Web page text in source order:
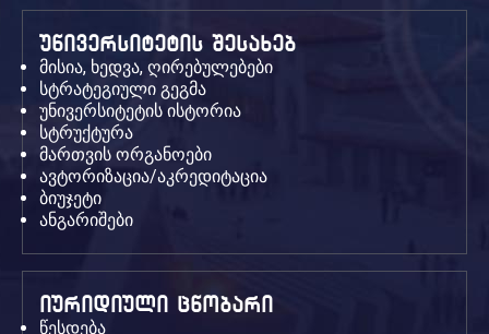
უნივერსიტეტის შესახებ
მისია, ხედვა, ღირებულებები
სტრატეგიული გეგმა
უნივერსიტეტის ისტორია
სტრუქტურა
მართვის ორგანოები
ავტორიზაცია/აკრედიტაცია
ბიუჯეტი
ანგარიშები
იურიდიული ცნობარი
წესდება